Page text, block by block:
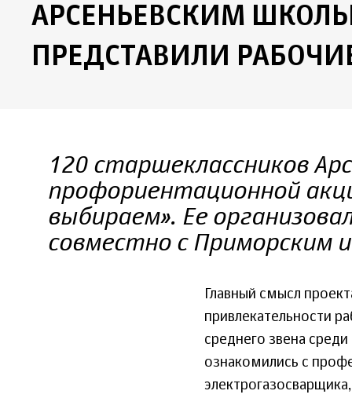
АРСЕНЬЕВСКИМ
ПРЕДСТАВИЛИ
120 старшеклассников
профориентационной
выбираем». Ее
совместно с Приморским
Главный смысл
привлекательности
среднего звена
ознакомились с